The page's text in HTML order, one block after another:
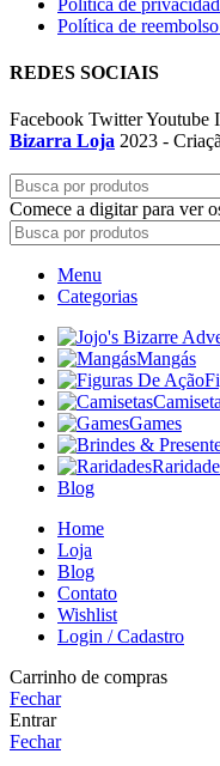
Política de
REDES SOCIAIS
Facebook TwitterYoutube
Bizarra Loja 2023 -
Comece a digitar para ver
Menu
Categorias
Mangás
Games
Blog
Home
Loja
Blog
Contato
Wishlist
Login / Cadastro
Carrinho de compras
Fechar
Entrar
Fechar